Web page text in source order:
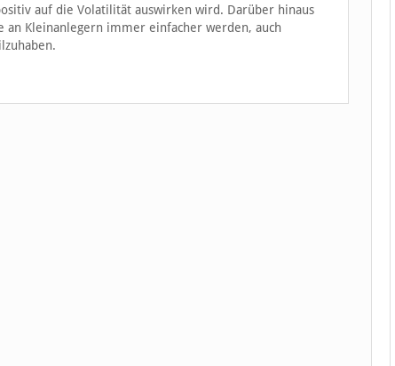
auf die Volatilität auswirken wird. Darüber hinaus
an Kleinanlegern immer einfacher werden, auch